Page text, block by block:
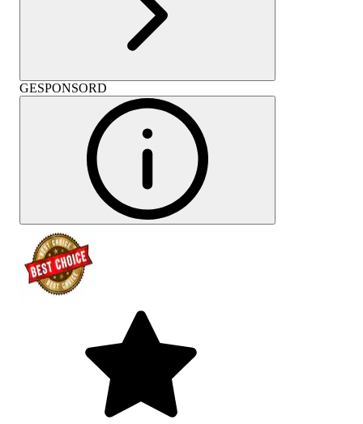
GESPONSORD